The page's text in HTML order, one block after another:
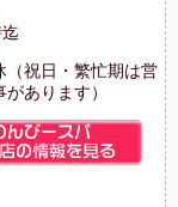
（祝日・繁忙期は営
あります）